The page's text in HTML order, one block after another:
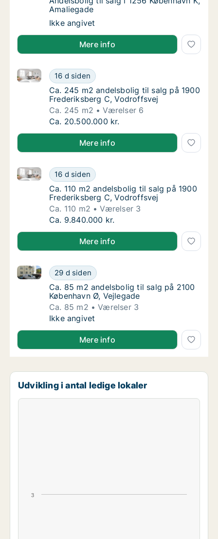
Amaliegade
Andelsbolig til salg i 1256 København K,
Ikke angivet
Mere info
Ca. 245 m2 andelsbolig til salg på 1900
16 d siden
Ca. 245 m2 andelsbolig til salg på 1900
Ca. 245 m2 andelsbolig til salg på 1900
Ca. 245 m2 andelsbolig til salg på 1900
Frederiksberg C, Vodroffsvej
Ca. 245 m2
Værelser 6
Ca. 245 m2 andelsbolig til salg på 1900
Ca. 20.500.000 kr.
Mere info
Ca. 110 m2 andelsbolig til salg på 1900
16 d siden
Ca. 110 m2 andelsbolig til salg på 1900
Ca. 110 m2 andelsbolig til salg på 1900
Ca. 110 m2 andelsbolig til salg på 1900
Frederiksberg C, Vodroffsvej
Ca. 110 m2
Værelser 3
Ca. 110 m2 andelsbolig til salg på 1900
Ca. 9.840.000 kr.
Mere info
Ca. 85 m2 andelsbolig til salg på 2100
29 d siden
Ca. 85 m2 andelsbolig til salg på 2100 København
Ca. 85 m2 andelsbolig til salg på 2100
Ca. 85 m2 andelsbolig til salg på 2100
København Ø, Vejlegade
Ca. 85 m2
Værelser 3
Ca. 85 m2 andelsbolig til salg på 2100
Ikke angivet
Mere info
Udvikling i antal ledige lokaler
3